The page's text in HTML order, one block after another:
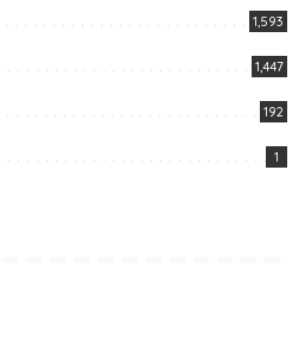
1,593
1,447
192
1